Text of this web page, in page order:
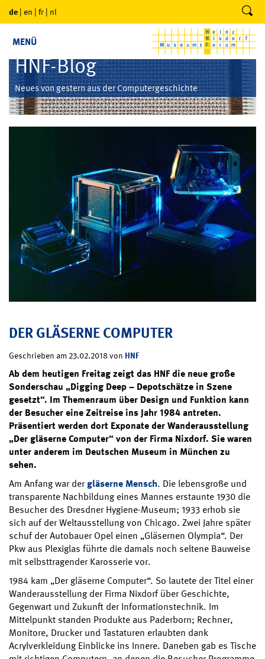
de | en | fr | nl
MENÜ
HNF-Blog
Neues von gestern aus der Computergeschichte
DER GLÄSERNE COMPUTER
Geschrieben am 23.02.2018 von HNF
Ab dem heutigen Freitag zeigt das HNF die neue große
Sonderschau „Digging Deep – Depotschätze in Szene
gesetzt“. Im Themenraum über Design und Funktion kann
der Besucher eine Zeitreise ins Jahr 1984 antreten.
Präsentiert werden dort Exponate der Wanderausstellung
„Der gläserne Computer“ von der Firma Nixdorf. Sie waren
unter anderem im Deutschen Museum in München zu
sehen.
Am Anfang war dergläserne Mensch. Die lebensgroße und
transparente Nachbildung eines Mannes erstaunte 1930 die
Besucher des Dresdner Hygiene-Museum; 1933 erhob sie
sich auf der Weltausstellung von Chicago. Zwei Jahre später
schuf der Autobauer Opel einen „Gläsernen Olympia“. Der
Pkw aus Plexiglas führte die damals noch seltene Bauweise
mit selbsttragender Karosserie vor.
1984 kam „Der gläserne Computer“. So lautete der Titel einer
Wanderausstellung der Firma Nixdorf über Geschichte,
Gegenwart und Zukunft der Informationstechnik. Im
Mittelpunkt standen Produkte aus Paderborn; Rechner,
Monitore, Drucker und Tastaturen erlaubten dank
Acrylverkleidung Einblicke ins Innere. Daneben gab es Tische